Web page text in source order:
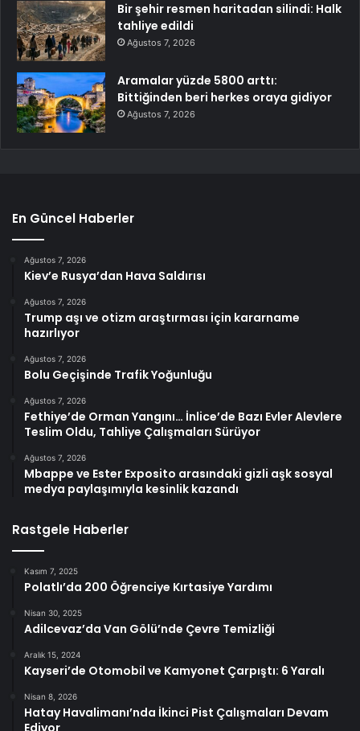
Bir şehir resmen haritadan silindi: Halk
tahliye edildi
Ağustos 7, 2026
Aramalar yüzde 5800 arttı:
Bittiğinden beri herkes oraya gidiyor
Ağustos 7, 2026
En Güncel Haberler
Ağustos 7, 2026
Kiev’e Rusya’dan Hava Saldırısı
Ağustos 7, 2026
Trump aşı ve otizm araştırması için kararname
hazırlıyor
Ağustos 7, 2026
Bolu Geçişinde Trafik Yoğunluğu
Ağustos 7, 2026
Fethiye’de Orman Yangını… İnlice’de Bazı Evler Alevlere
Teslim Oldu, Tahliye Çalışmaları Sürüyor
Ağustos 7, 2026
Mbappe ve Ester Exposito arasındaki gizli aşk sosyal
medya paylaşımıyla kesinlik kazandı
Rastgele Haberler
Kasım 7, 2025
Polatlı’da 200 Öğrenciye Kırtasiye Yardımı
Nisan 30, 2025
Adilcevaz’da Van Gölü’nde Çevre Temizliği
Aralık 15, 2024
Kayseri’de Otomobil ve Kamyonet Çarpıştı: 6 Yaralı
Nisan 8, 2026
Hatay Havalimanı’nda İkinci Pist Çalışmaları Devam